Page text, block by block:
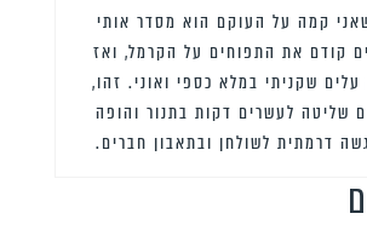
קמה על העוקם הוא מסדר אותי
קודם את התפוחים על הקרמל, ואז
שקניתי במלא כספי ואוני. זהו,
שליטה לעשרים דקות בתנור והופה
דרמתית לשולחן ובתאבון חברים.